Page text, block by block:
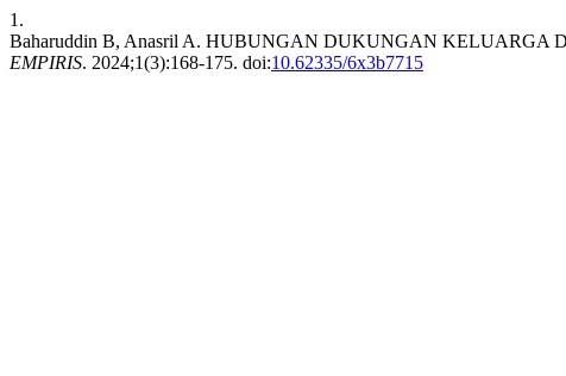
1.
Baharuddin B, Anasril A. HUBUNGAN DUKUNGAN KELUARGA
EMPIRIS. 2024;1(3):168-175. doi:10.62335/6x3b7715